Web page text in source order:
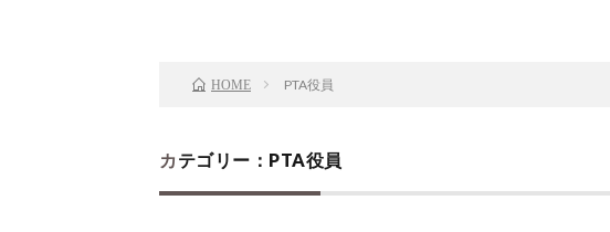
HOME PTA役員
カテゴリー：PTA役員